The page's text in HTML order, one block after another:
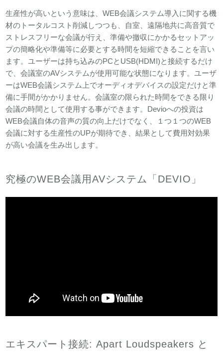
生産性が高いという意味は、WEB会議システム導入に関する機
材のトータルコスト削減しつつも、自室、遠隔地共に高音質で
ストレスフリーな会議が行え、準備や撤収にかかるセットアッ
プの簡略化や準備等に必要とする時間を短縮できることを言い
ます。ユーザーは持ち込みのPCとUSB(HDMI)と接続するだけ
で、会議室のAVシステムが使用可能な状態になります。ユーザ
ーはWEB会議システム上でオーディオデバイスの設定だけと準
備に手間がかかりません。会議室の限られた時間をできる限り
会議の時間として使用する事ができます。Devioへの投資は
WEB会議自体の音声の質の向上だけでなく、１つ１つのWEB
会議に対する生産性のUPが期待でき、結果として費用対効果
が高い会議を生み出します。
究極のWEB会議用AVシステム「DEVIO」
エキスパート接続: Apart Loudspeakers と